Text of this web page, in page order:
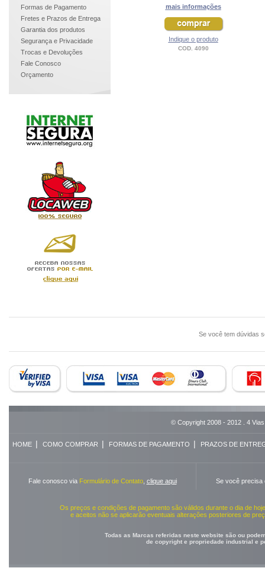
Formas de Pagamento
Fretes e Prazos de Entrega
Garantia dos produtos
Segurança e Privacidade
Trocas e Devoluções
Fale Conosco
Orçamento
mais informações
Indique o produto
COD. 4090
Se você tem dúvidas
© Copyright 2008 - 2012 . 4
HOME| COMO COMPRAR | FORMAS DE PAGAMENTO | PRAZOS DE
Fale conosco via Formulário de Contato, clique aqui Se você precisa
Os preços e condições de pagamento são válidos durante o dia de
e aceitos não se aplicarão eventuais alterações posteriores de
Todas as Marcas referidas neste website são ou
de copyright e propriedade industrial e